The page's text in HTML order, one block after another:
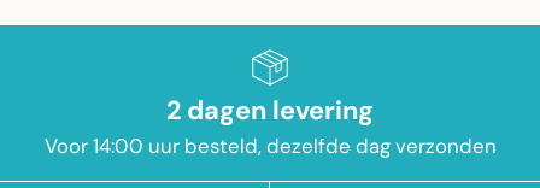
2 dagen levering
Voor 14:00 uur besteld, dezelfde dag verzonden